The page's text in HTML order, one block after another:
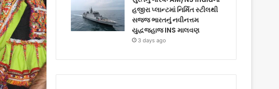
હજીરા પ્લાન્ટમાં નિર્મિત સ્ટીલથી
સજ્જ ભારતનું નવીનત્તમ
યુદ્ધજહાજ INS માલવણ
3 days ago